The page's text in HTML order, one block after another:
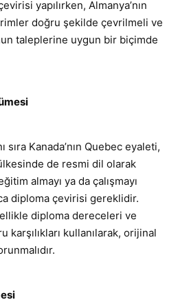
yapılırken, Almanya’nın
doğru şekilde çevrilmeli ve
taleplerine uygun bir biçimde
sıra Kanada’nın Quebec eyaleti,
de resmi dil olarak
almayı ya da çalışmayı
diploma çevirisi gereklidir.
diploma dereceleri ve
kullanılarak, orijinal